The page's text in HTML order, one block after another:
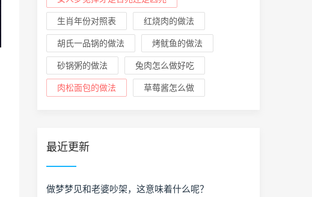
生肖年份对照表 红烧肉的做法
胡氏一品锅的做法 烤鱿鱼的做法
砂锅粥的做法 兔肉怎么做好吃
肉松面包的做法 草莓酱怎么做
最近更新
做梦梦见和老婆吵架，这意味着什么呢？